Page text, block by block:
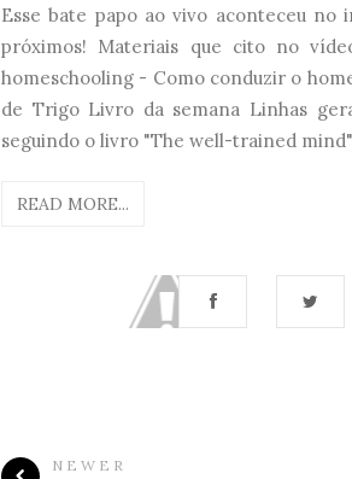
Esse bate papo ao vivo aconteceu no
próximos! Materiais que cito no
homeschooling - Como conduzir o
de Trigo Livro da semana Linhas
seguindo o livro "The well-trained mind",
READ MORE...
NEWER